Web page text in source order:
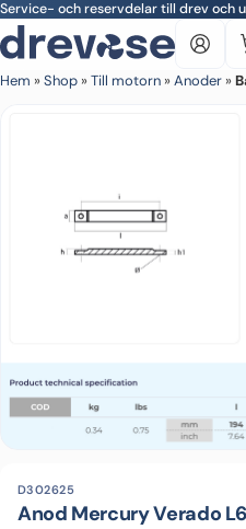
Skip to main content
Service- och reservdelar till drev och
Hem »Shop »Till motorn »Anoder »
D302625
Anod Mercury Verado L6